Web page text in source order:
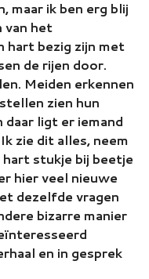
maar ik ben erg blij
van het
hart bezig zijn met
de rijen door.
Meiden erkennen
zien hun
ligt er iemand
zie dit alles, neem
hart stukje bij beetje
hier veel nieuwe
dezelfde vragen
bizarre manier
en in gesprek